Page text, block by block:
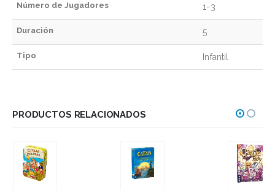
Número de Jugadores 1-3
Duración 5
Tipo Infantil
PRODUCTOS RELACIONADOS